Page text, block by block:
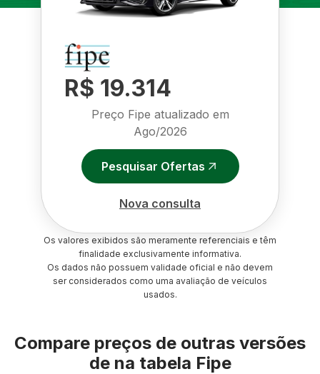
R$ 19.314
Preço Fipe atualizado em
Ago/2026
Pesquisar Ofertas
Nova consulta
Os valores exibidos são meramente referenciais e têm
finalidade exclusivamente informativa.
Os dados não possuem validade oficial e não devem
ser considerados como uma avaliação de veículos
usados.
Compare preços de outras versões
de na tabela Fipe